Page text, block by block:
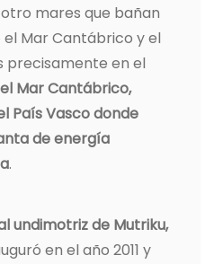
mares que bañan
Mar Cantábrico y el
precisamente en el
Mar Cantábrico,
País Vasco donde
de energía
.
undimotriz de Mutriku,
en el año 2011 y